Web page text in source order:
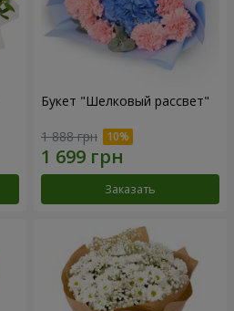
Букет "Шелковый рассвет"
1 888 грн
Заказать